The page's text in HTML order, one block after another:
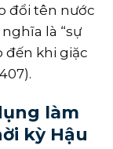
đổi tên nước
là “sự
đến khi giặc
làm
kỳ Hậu